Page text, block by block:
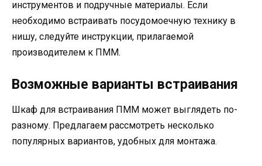
инструментов и подручные материалы. Если
необходимо встраивать посудомоечную технику в
нишу, следуйте инструкции, прилагаемой
производителем к ПММ.
Возможные варианты встраивания
Шкаф для встраивания ПММ может выглядеть по-
разному. Предлагаем рассмотреть несколько
популярных вариантов, удобных для монтажа.